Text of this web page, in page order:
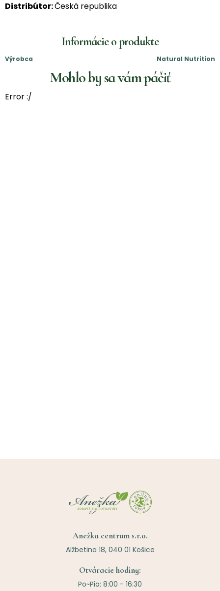
Distribútor:Česká republika
Informácie o produkte
Výrobca Natural Nutrition
Mohlo by sa vám páčiť
Error :/
Anežka centrum s.r.o.
Alžbetina 18, 040 01 Košice
Otváracie hodiny:
Po~Pia: 8:00 - 16:30